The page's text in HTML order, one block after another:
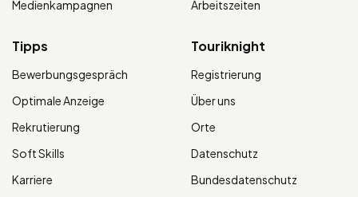
Medienkampagnen
Arbeitszeiten
Tipps
Bewerbungsgespräch
Optimale Anzeige
Rekrutierung
Soft Skills
Karriere
Touriknight
Registrierung
Über uns
Orte
Datenschutz
Bundesdatenschutz